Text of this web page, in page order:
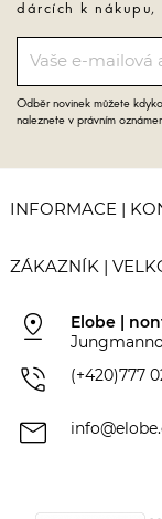
dárcích k nákupu,
Odběr novinek můžete
naleznete v právním
INFORMACE |
ZÁKAZNÍK |
pin_drop
Elobe |
phone_in_talk (+420)777
mail